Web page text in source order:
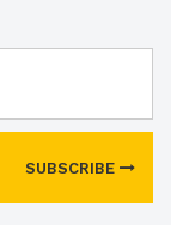
SUBSCRIBE